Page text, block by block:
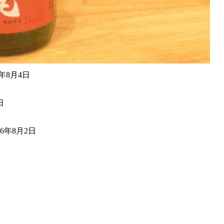
8月4日
年8月2日